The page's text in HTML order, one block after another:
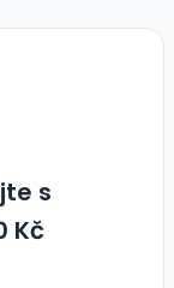
s
Kč